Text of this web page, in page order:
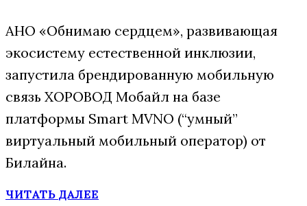
АНО «Обнимаю сердцем», развивающая
экосистему естественной инклюзии,
запустила брендированную мобильную
связь ХОРОВОД Мобайл на базе
платформы Smart MVNO (“умный”
виртуальный мобильный оператор) от
Билайна.
ЧИТАТЬ ДАЛЕЕ